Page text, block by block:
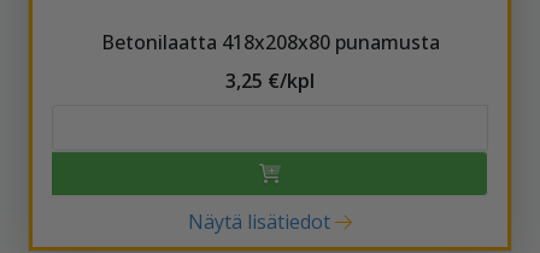
Betonilaatta 418x208x80 punamusta
3,25 €/kpl
Näytä lisätiedot